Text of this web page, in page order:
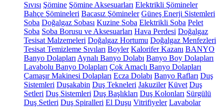
Sıvısı Şömine Şömine Aksesuarları Elektrikli Şömineler
Bahçe Şömineleri Bacasız Şömineler Güneş Enerji Sistemleri
Soba Doğalgaz Sobası Kuzine Soba Elektrikli Soba Pelet
Soba Soba Borusu ve Aksesuarları Hava Perdesi Doğalgaz
Tesisat Malzemeleri Doğalgaz Hortumu Doğalgaz Menfezleri
Tesisat Temizleme Sıvıları Boyler Kalorifer Kazanı BANYO
Banyo Dolapları Aynalı Banyo Dolabı Banyo Boy Dolapları
Lavabolu Banyo Dolapları Çok Amaçlı Banyo Dolapları
Çamaşır Makinesi Dolapları Ecza Dolabı Banyo Rafları Duş
Sistemleri Duşakabin Duş Tekneleri Jakuziler Küvet Duş
Setleri Duş Sistemleri Duş Başlıkları Duş Kolonları Sürgülü
Duş Setleri Duş Spiralleri El Duşu Vitrifiyeler Lavabolar